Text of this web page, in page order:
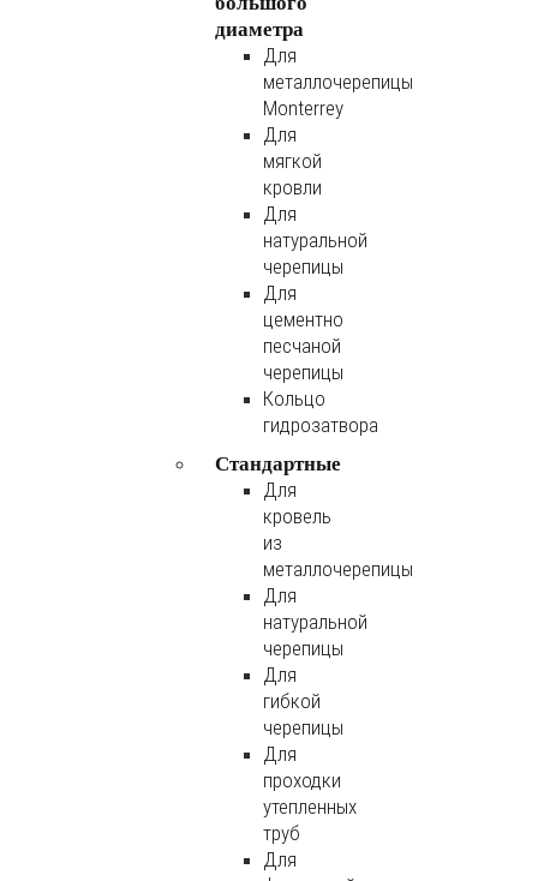
диаметра
Для
металлочерепицы
Monterrey
Для
мягкой
кровли
Для
натуральной
черепицы
Для
цементно
песчаной
черепицы
Кольцо
гидрозатвора
Стандартные
Для
кровель
из
металлочерепицы
Для
натуральной
черепицы
Для
гибкой
черепицы
Для
проходки
утепленных
труб
Для